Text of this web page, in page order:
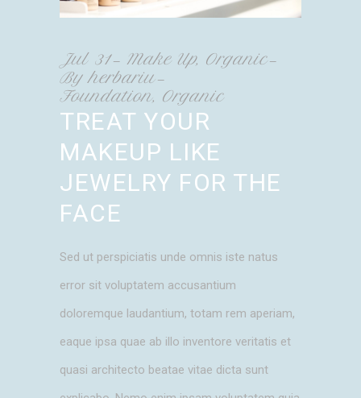
Jul 31 Make Up, Organic
Byherbariu
Foundation, Organic
TREAT YOUR
MAKEUP LIKE
JEWELRY FOR THE
FACE
Sed ut perspiciatis unde omnis iste natus
error sit voluptatem accusantium
doloremque laudantium, totam rem aperiam,
eaque ipsa quae ab illo inventore veritatis et
quasi architecto beatae vitae dicta sunt